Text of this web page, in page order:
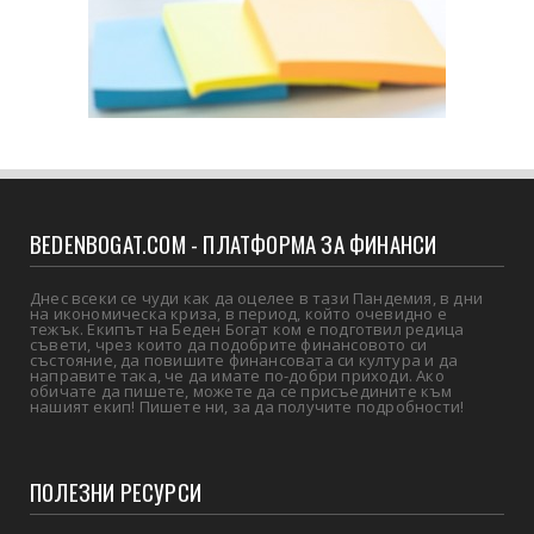
BEDENBOGAT.COM - ПЛАТФОРМА ЗА ФИНАНСИ
Днес всеки се чуди как да оцелее в тази Пандемия, в дни
на икономическа криза, в период, който очевидно е
тежък. Екипът на Беден Богат ком е подготвил редица
съвети, чрез които да подобрите финансовото си
състояние, да повишите финансовата си култура и да
направите така, че да имате по-добри приходи. Ако
обичате да пишете, можете да се присъедините към
нашият екип! Пишете ни, за да получите подробности!
ПОЛЕЗНИ РЕСУРСИ